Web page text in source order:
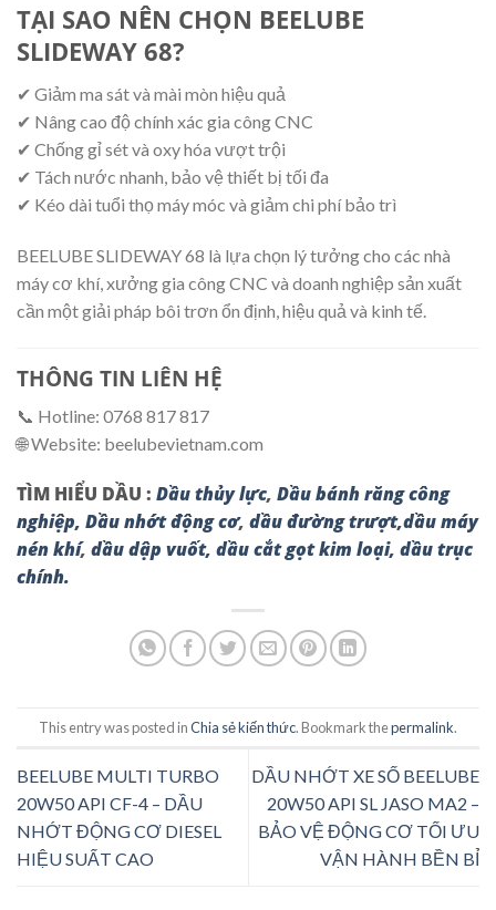
TẠI SAO NÊN CHỌN BEELUBE
SLIDEWAY 68?
✔ Giảm ma sát và mài mòn hiệu quả
✔ Nâng cao độ chính xác gia công CNC
✔ Chống gỉ sét và oxy hóa vượt trội
✔ Tách nước nhanh, bảo vệ thiết bị tối đa
✔ Kéo dài tuổi thọ máy móc và giảm chi phí bảo trì
BEELUBE SLIDEWAY 68 là lựa chọn lý tưởng cho các nhà
máy cơ khí, xưởng gia công CNC và doanh nghiệp sản xuất
cần một giải pháp bôi trơn ổn định, hiệu quả và kinh tế.
THÔNG TIN LIÊN HỆ
📞 Hotline: 0768 817 817
🌐 Website: beelubevietnam.com
TÌM HIỂU DẦU : Dầu thủy lực, Dầu bánh răng công
nghiệp, Dầu nhớt động cơ, dầu đường trượt,dầu máy
nén khí, dầu dập vuốt, dầu cắt gọt kim loại, dầu trục
chính.
This entry was posted inChia sẻ kiến thức. Bookmark thepermalink.
BEELUBE MULTI TURBO
20W50 API CF-4 – DẦU
NHỚT ĐỘNG CƠ DIESEL
HIỆU SUẤT CAO
DẦU NHỚT XE SỐ BEELUBE
20W50 API SL JASO MA2 –
BẢO VỆ ĐỘNG CƠ TỐI ƯU
VẬN HÀNH BỀN BỈ